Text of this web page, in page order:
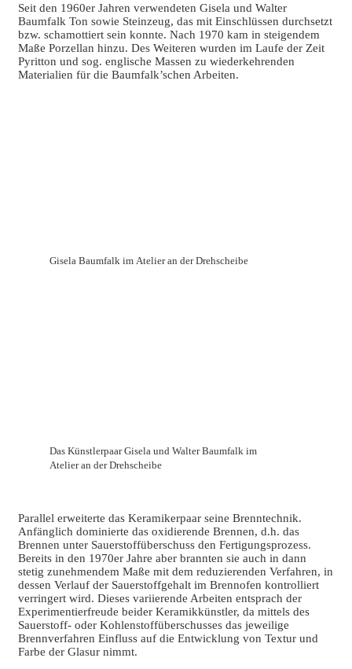
Seit den 1960er Jahren verwendeten Gisela und Walter
Baumfalk Ton sowie Steinzeug, das mit Einschlüssen durchsetzt
bzw. schamottiert sein konnte. Nach 1970 kam in steigendem
Maße Porzellan hinzu. Des Weiteren wurden im Laufe der Zeit
Pyritton und sog. englische Massen zu wiederkehrenden
Materialien für die Baumfalk’schen Arbeiten.
Gisela Baumfalk im Atelier an der Drehscheibe
Das Künstlerpaar Gisela und Walter Baumfalk im
Atelier an der Drehscheibe
Parallel erweiterte das Keramikerpaar seine Brenntechnik.
Anfänglich dominierte das oxidierende Brennen, d.h. das
Brennen unter Sauerstoffüberschuss den Fertigungsprozess.
Bereits in den 1970er Jahre aber brannten sie auch in dann
stetig zunehmendem Maße mit dem reduzierenden Verfahren, in
dessen Verlauf der Sauerstoffgehalt im Brennofen kontrolliert
verringert wird. Dieses variierende Arbeiten entsprach der
Experimentierfreude beider Keramikkünstler, da mittels des
Sauerstoff- oder Kohlenstoffüberschusses das jeweilige
Brennverfahren Einfluss auf die Entwicklung von Textur und
Farbe der Glasur nimmt.